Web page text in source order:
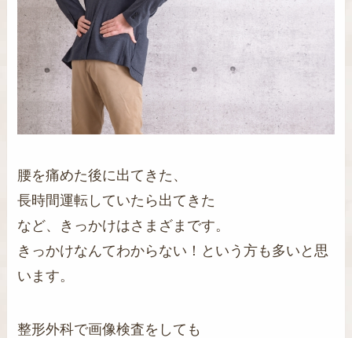
腰を痛めた後に出てきた、
長時間運転していたら出てきた
など、きっかけはさまざまです。
きっかけなんてわからない！という方も多いと思
います。
整形外科で画像検査をしても